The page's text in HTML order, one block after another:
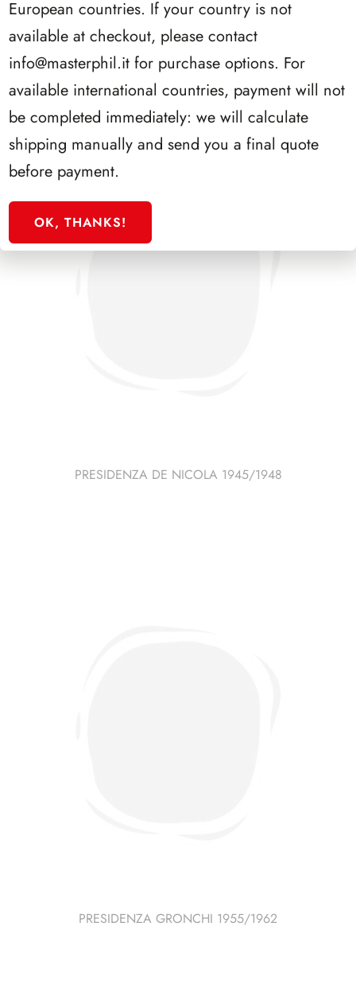
SFORZESCO ITALIA 1991 PAGINE 3
PRESIDENZA DE NICOLA 1945/1948
PRESIDENZA GRONCHI 1955/1962
European countries. If your country is not
available at checkout, please contact
info@masterphil.it for purchase options. For
available international countries, payment will not
be completed immediately: we will calculate
shipping manually and send you a final quote
before payment.
OK, THANKS!